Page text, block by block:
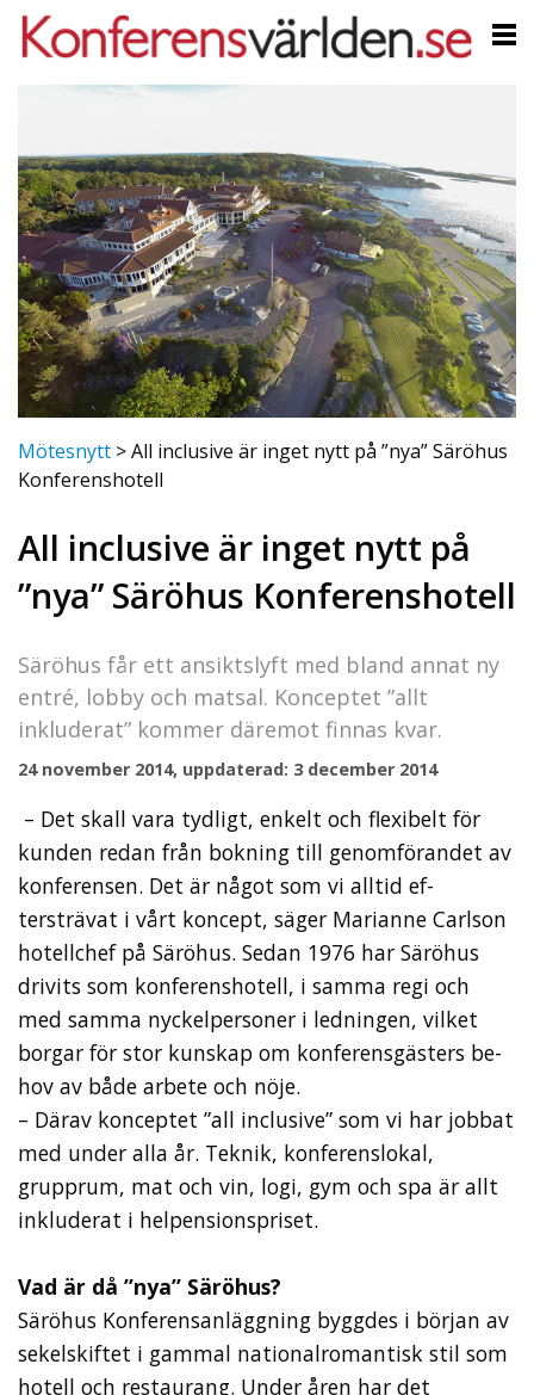
Mötesnytt >All inclusive är inget nytt på ”nya” Säröhus
Konferenshotell
All inclusive är inget nytt på
”nya” Säröhus Konferenshotell
Säröhus får ett ansiktslyft med bland annat ny
entré, lobby och matsal. Konceptet ”allt
inkluderat” kommer däremot finnas kvar.
24 november 2014, uppdaterad: 3 december 2014
– Det skall vara tydligt, en­kelt och flexibelt för
kunden redan från bokning till genomförandet av
konfe­rensen. Det är något som vi alltid ef­
tersträvat i vårt koncept, säger Mari­anne Carlson
hotellchef på Säröhus. Sedan 1976 har Säröhus
drivits som kon­ferenshotell, i samma regi och
med samma nyckelpersoner i ledningen, vilket
borgar för stor kunskap om konferensgästers be­
hov av både arbete och nöje.
– Därav konceptet ”all inclusive” som vi har jobbat
med under alla år. Teknik, konfe­renslokal,
grupprum, mat och vin, logi, gym och spa är allt
inkluderat i helpensionspriset.
Vad är då ”nya” Säröhus?
Säröhus Konfe­rensanläggning byggdes i början av
sekel­skiftet i gammal nationalromantisk stil som
hotell och restaurang. Under åren har det